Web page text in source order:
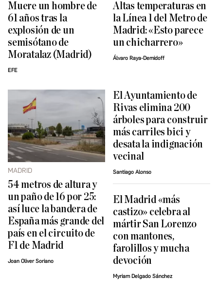
Muere un hombre de
61 años tras la
explosión de un
semisótano de
Moratalaz (Madrid)
EFE
Altas temperaturas en
la Línea 1 del Metro de
Madrid: «Esto parece
un chicharrero»
Álvaro Raya-Demidoff
MADRID
54 metros de altura y
un paño de 16 por 25:
así luce la bandera de
España más grande del
país en el circuito de
F1 de Madrid
Joan Oliver Soriano
El Ayuntamiento de
Rivas elimina 200
árboles para construir
más carriles bici y
desata la indignación
vecinal
Santiago Alonso
El Madrid «más
castizo» celebra al
mártir San Lorenzo
con mantones,
farolillos y mucha
devoción
Myriam Delgado Sánchez